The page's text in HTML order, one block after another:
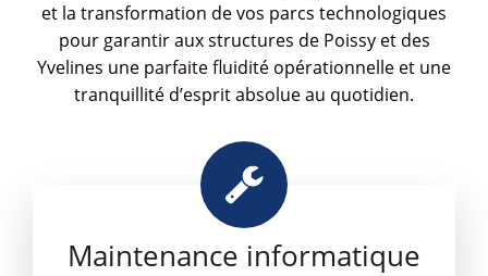
et la transformation de vos parcs technologiques
pour garantir aux structures de Poissy et des
Yvelines une parfaite fluidité opérationnelle et une
tranquillité d’esprit absolue au quotidien.
Maintenance informatique